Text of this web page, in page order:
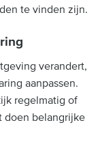
te vinden zijn.
verandert,
aanpassen.
regelmatig of
doen belangrijke